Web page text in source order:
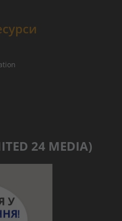
24 MEDIA)